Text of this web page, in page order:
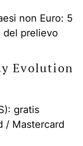
non Euro: 5
del prelievo
Evolution
gratis
/ Mastercard